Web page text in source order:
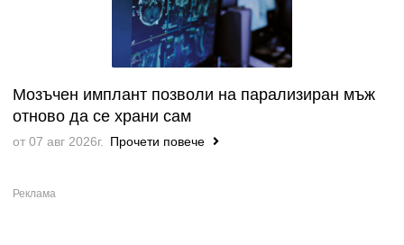
Мозъчен имплант позволи на парализиран мъж
отново да се храни сам
от 07 авг 2026г. Прочети повече